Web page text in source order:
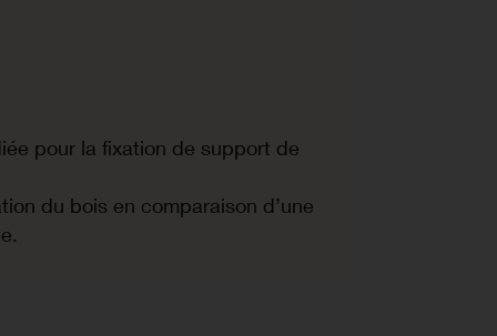
pour la fixation de support de
du bois en comparaison d’une